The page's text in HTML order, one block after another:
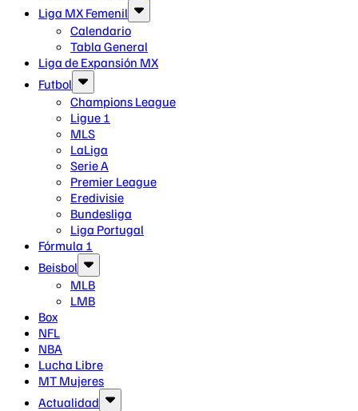
Liga MX Femenil
Calendario
Tabla General
Liga de Expansión MX
Futbol
Champions League
Ligue 1
MLS
LaLiga
Serie A
Premier League
Eredivisie
Bundesliga
Liga Portugal
Fórmula 1
Beisbol
MLB
LMB
Box
NFL
NBA
Lucha Libre
MT Mujeres
Actualidad